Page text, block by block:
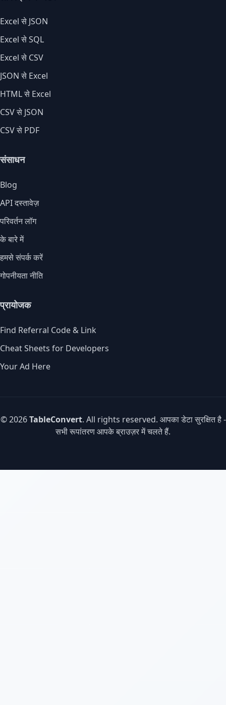
Excel से JSON
Excel से SQL
Excel से CSV
JSON से Excel
HTML से Excel
CSV से JSON
CSV से PDF
संसाधन
Blog
API दस्तावेज़
परिवर्तन लॉग
के बारे में
हमसे संपर्क करें
गोपनीयता नीति
प्रायोजक
Find Referral Code & Link
Cheat Sheets for Developers
Your Ad Here
© 2026TableConvert. All rights reserved. आपका डेटा सुरक्षित है -
सभी रूपांतरण आपके ब्राउज़र में चलते हैं.